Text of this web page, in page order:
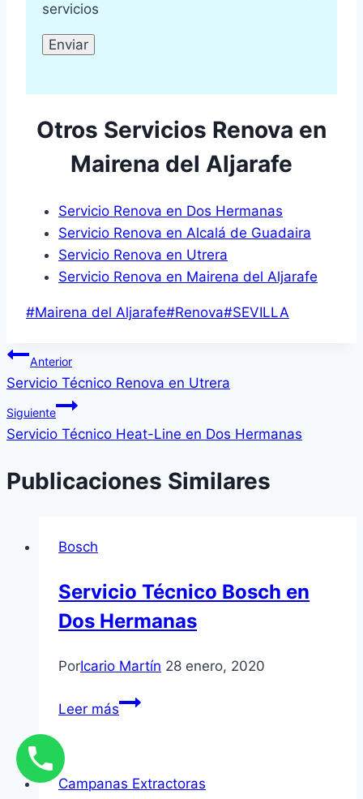
servicios
Otros Servicios Renova en
Mairena del Aljarafe
Servicio Renova en Dos Hermanas
Servicio Renova en Alcalá de Guadaira
Servicio Renova en Utrera
Servicio Renova en Mairena del Aljarafe
Etiquetas
la
entrada:
#Mairena del Aljarafe#Renova#SEVILLA
Navegación
de
entradas
Anterior
Servicio Técnico Renova en Utrera
Siguiente
Servicio Técnico Heat-Line en Dos Hermanas
Publicaciones Similares
Bosch
Servicio Técnico Bosch en
Dos Hermanas
PorIcario Martín 28 enero, 2020
Leer másServicio
Dos
Campanas Extractoras